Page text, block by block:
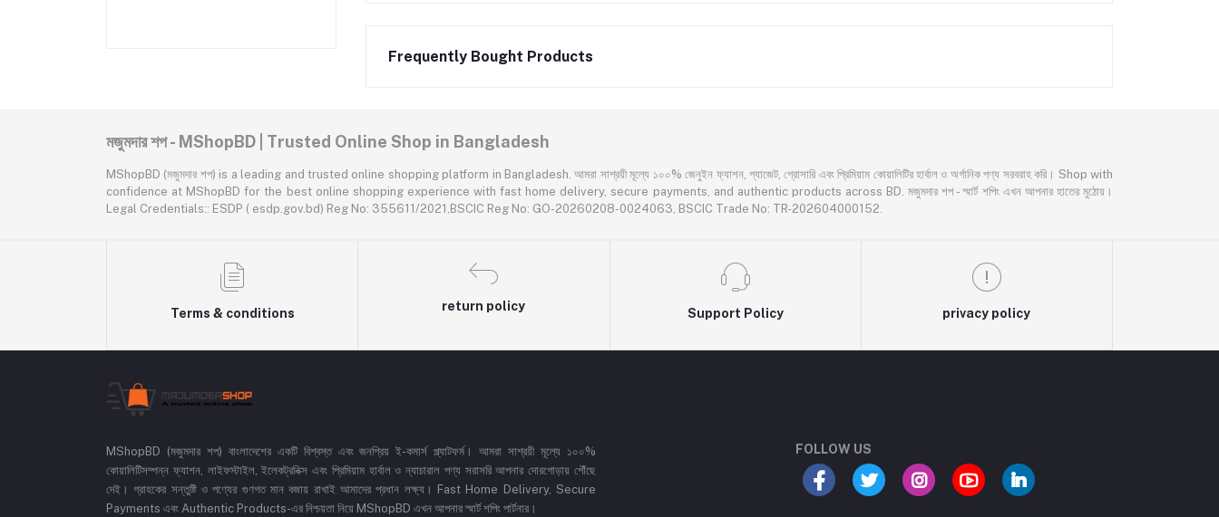
Frequently Bought Products
মজুমদার শপ - MShopBD | Trusted Online Shop in Bangladesh
MShopBD (মজুমদার শপ) is a leading and trusted online shopping platform in Bangladesh. আমরা সাশ্রয়ী মূল্যে ১০০% জেনুইন ফ্যাশন, গ্যাজেট, গ্রোসারি এবং প্রিমিয়াম কোয়ালিটির হার্বাল ও অর্গানিক পণ্য সরবরাহ করি। Shop with
confidence at MShopBD for the best online shopping experience with fast home delivery, secure payments, and authentic products across BD. মজুমদার শপ - স্মার্ট শপিং এখন আপনার হাতের মুঠোয়।
Legal Credentials:: ESDP ( esdp.gov.bd) Reg No: 355611/2021,BSCIC Reg No: GO-20260208-0024063, BSCIC Trade No: TR-202604000152.
Terms & conditions
return policy
Support Policy privacy policy
MShopBD (মজুমদার শপ) বাংলাদেশের একটি বিশ্বস্ত এবং জনপ্রিয় ই-কমার্স প্ল্যাটফর্ম। আমরা সাশ্রয়ী মূল্যে ১০০%
কোয়ালিটিসম্পন্ন ফ্যাশন, লাইফস্টাইল, ইলেকট্রনিক্স এবং প্রিমিয়াম হার্বাল ও ন্যাচারাল পণ্য সরাসরি আপনার দোরগোড়ায় পৌঁছে
দেই। গ্রাহকের সন্তুষ্টি ও পণ্যের গুণগত মান বজায় রাখাই আমাদের প্রধান লক্ষ্য। Fast Home Delivery, Secure
Payments এবং Authentic Products-এর নিশ্চয়তা নিয়ে MShopBD এখন আপনার স্মার্ট শপিং পার্টনার।
FOLLOW US